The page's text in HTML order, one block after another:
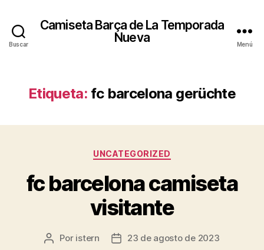
Buscar
Camiseta Barça de La Temporada
Nueva
Menú
Etiqueta: fc barcelona gerüchte
Categorías
UNCATEGORIZED
fc barcelona camiseta
visitante
Autor
Por istern
Fecha23 de agosto de 2023